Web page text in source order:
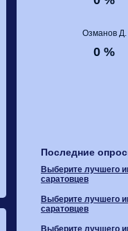
Озманов Д.
0 %
Последние
Выберите лучшего
саратовцев
Выберите лучшего
саратовцев
Выберите лучшего